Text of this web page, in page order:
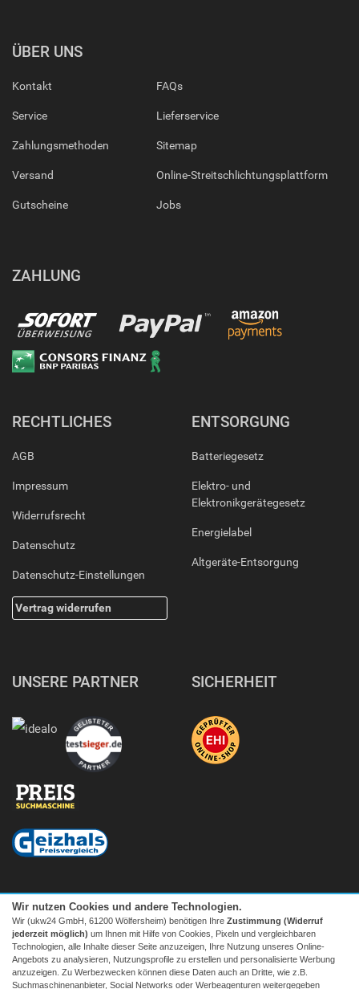
ÜBER UNS
Kontakt
Service
Zahlungsmethoden
Versand
Gutscheine
FAQs
Lieferservice
Sitemap
Online-Streitschlichtungsplattform
Jobs
ZAHLUNG
RECHTLICHES
AGB
Impressum
Widerrufsrecht
Datenschutz
Datenschutz-Einstellungen
Vertrag widerrufen
ENTSORGUNG
Batteriegesetz
Elektro- und
Elektronikgerätegesetz
Energielabel
Altgeräte-Entsorgung
UNSERE PARTNER SICHERHEIT
Wir nutzen Cookies und andere Technologien.
Wir (ukw24 GmbH, 61200 Wölfersheim) benötigen Ihre Zustimmung (Widerruf
jederzeit möglich) um Ihnen mit Hilfe von Cookies, Pixeln und vergleichbaren
Technologien, alle Inhalte dieser Seite anzuzeigen, Ihre Nutzung unseres Online-
Angebots zu analysieren, Nutzungsprofile zu erstellen und personalisierte Werbung
anzuzeigen. Zu Werbezwecken können diese Daten auch an Dritte, wie z.B.
Suchmaschinenanbieter, Social Networks oder Werbeagenturen weitergegeben